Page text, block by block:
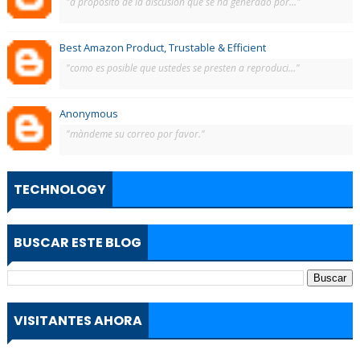
Best Amazon Product, Trustable & Efficient
"como es posible que ustedes se presten a reproduci..."
Anonymous
"màndeme su correo por favor."
TECHNOLOGY
BUSCAR ESTE BLOG
VISITANTES AHORA